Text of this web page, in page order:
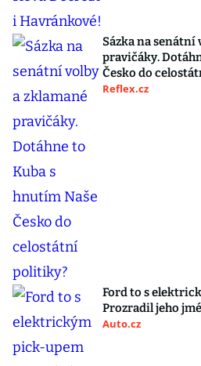
Sázka na senátní
pravičáky.
Česko do
Reflex.cz
Ford to s
Prozradil jeho
Auto.cz